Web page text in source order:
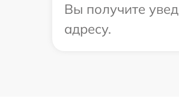
Вы получите
адресу.